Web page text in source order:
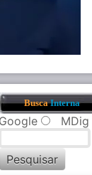
BuscaInterna
Google MDig